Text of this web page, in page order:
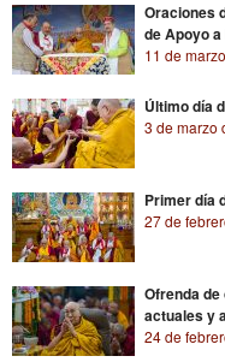
Oraciones
de Apoyo
11 de
Último día
3 de marzo
Primer día
27 de
Ofrenda
actuales y
24 de